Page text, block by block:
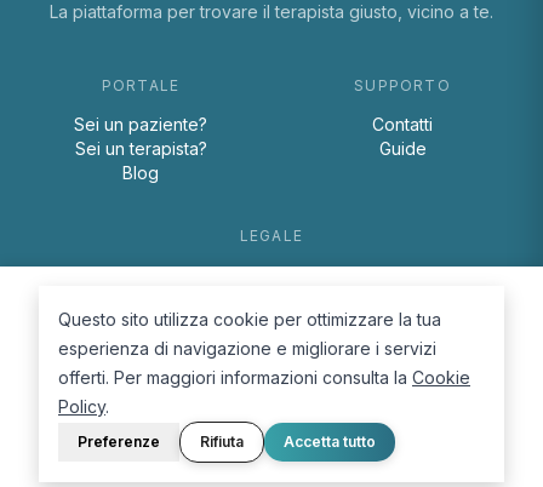
La piattaforma per trovare il terapista giusto, vicino a te.
PORTALE
Sei un paziente?
Sei un terapista?
Blog
SUPPORTO
Contatti
Guide
LEGALE
Cookie Policy
© 2026 D.Lab S.r.l. — InBuoneMani
Questo sito utilizza cookie per ottimizzare la tua
esperienza di navigazione e migliorare i servizi
offerti. Per maggiori informazioni consulta la Cookie
Policy.
Preferenze Rifiuta Accetta tutto